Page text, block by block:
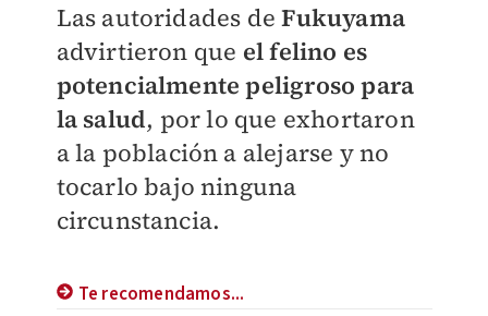
Las autoridades deFukuyama
advirtieron que el felino es
potencialmente peligroso para
la salud, por lo que exhortaron
a la población a alejarse y no
tocarlo bajo ninguna
circunstancia.
Te recomendamos...